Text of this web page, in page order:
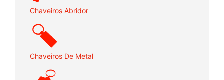
Chaveiros Abridor
Chaveiros De Metal